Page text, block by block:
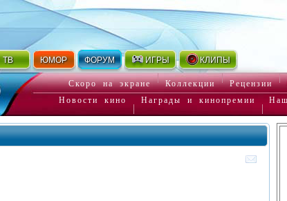
ТВ ЮМОР ФОРУМ ИГРЫ КЛИПЫ
Скоро на экране Коллекции Рецензии
Новости кино
Награды и кинопремии